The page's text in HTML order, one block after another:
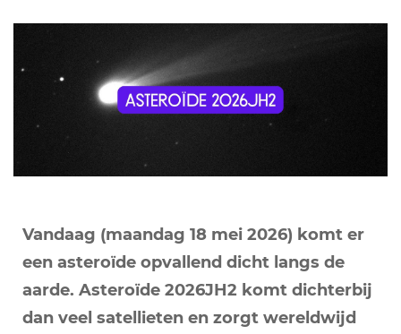
2026JH2
Vandaag (maandag 18 mei 2026) komt er
een asteroïde opvallend dicht langs de
aarde. Asteroïde 2026JH2 komt dichterbij
dan veel satellieten en zorgt wereldwijd